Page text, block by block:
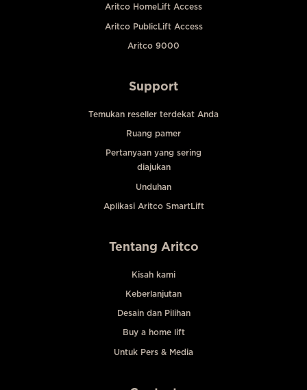
Aritco HomeLift Access
Aritco PublicLift Access
Aritco 9000
Support
Temukan reseller terdekat Anda
Ruang pamer
Pertanyaan yang sering
diajukan
Unduhan
Aplikasi Aritco SmartLift
Tentang Aritco
Kisah kami
Keberlanjutan
Desain dan Pilihan
Buy a home lift
Untuk Pers & Media